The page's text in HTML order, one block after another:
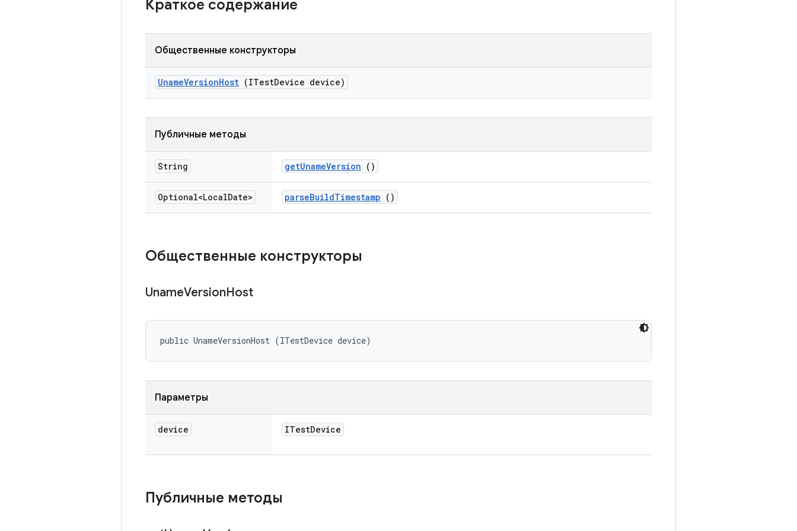
Краткое содержание
Общественные конструкторы
UnameVersionHost (ITestDevice device)
Публичные методы
String getUnameVersion ()
Optional<LocalDate> parseBuildTimestamp ()
Общественные конструкторы
UnameVersionHost
public UnameVersionHost (ITestDevice device)
Параметры
device ITestDevice
Публичные методы